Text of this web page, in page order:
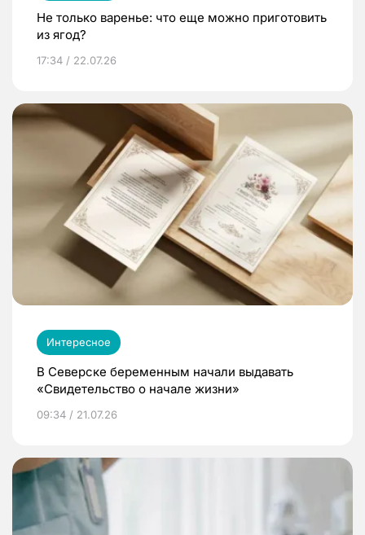
Не только варенье: что еще можно приготовить
из ягод?
17:34 / 22.07.26
Интересное
В Северске беременным начали выдавать
«Свидетельство о начале жизни»
09:34 / 21.07.26